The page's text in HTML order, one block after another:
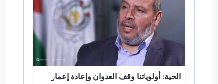
الحية: أولوياتنا وقف العدوان وإعادة إعمار